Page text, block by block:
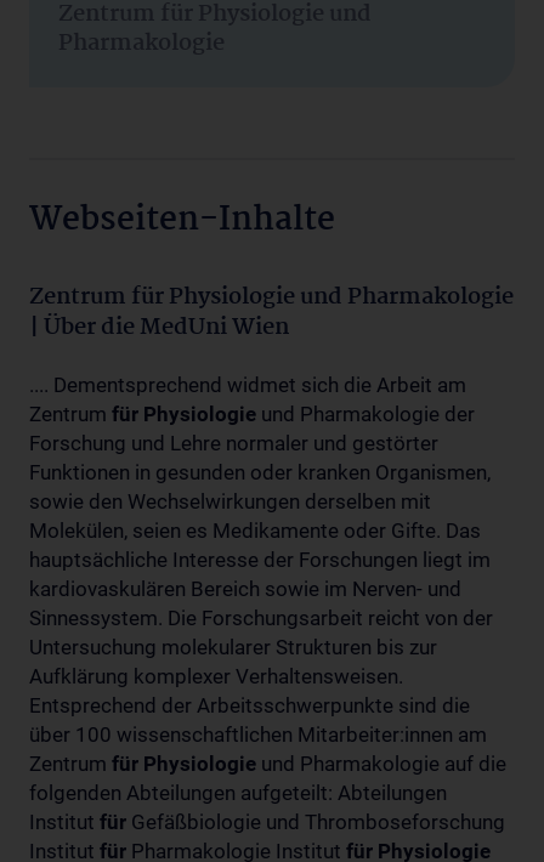
Zentrum für Physiologie und
Pharmakologie
Webseiten-Inhalte
Zentrum für Physiologie und Pharmakologie
| Über die MedUni Wien
.... Dementsprechend widmet sich die Arbeit am
Zentrum für Physiologie und Pharmakologie der
Forschung und Lehre normaler und gestörter
Funktionen in gesunden oder kranken Organismen,
sowie den Wechselwirkungen derselben mit
Molekülen, seien es Medikamente oder Gifte. Das
hauptsächliche Interesse der Forschungen liegt im
kardiovaskulären Bereich sowie im Nerven- und
Sinnessystem. Die Forschungsarbeit reicht von der
Untersuchung molekularer Strukturen bis zur
Aufklärung komplexer Verhaltensweisen.
Entsprechend der Arbeitsschwerpunkte sind die
über 100 wissenschaftlichen Mitarbeiter:innen am
Zentrum für Physiologie und Pharmakologie auf die
folgenden Abteilungen aufgeteilt: Abteilungen
Institut für Gefäßbiologie und Thromboseforschung
Institut für Pharmakologie Institut für Physiologie